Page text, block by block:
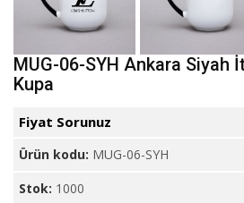
MUG-06-SYH Ankara Siyah
Kupa
Fiyat Sorunuz
Ürün kodu: MUG-06-SYH
Stok: 1000